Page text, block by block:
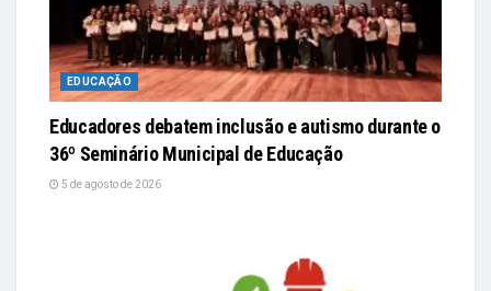
EDUCAÇÃO
Educadores debatem inclusão e autismo durante o
36º Seminário Municipal de Educação
5 de agosto de 2026